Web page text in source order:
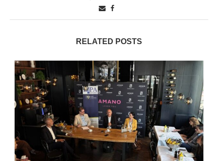
RELATED POSTS